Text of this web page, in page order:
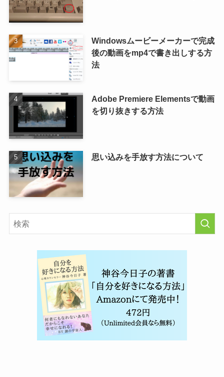
Windowsムービーメーカーで完成
後の動画をmp4で書き出しする方
法
Adobe Premiere Elementsで動画
を切り抜きする方法
思い込みを手放す方法について